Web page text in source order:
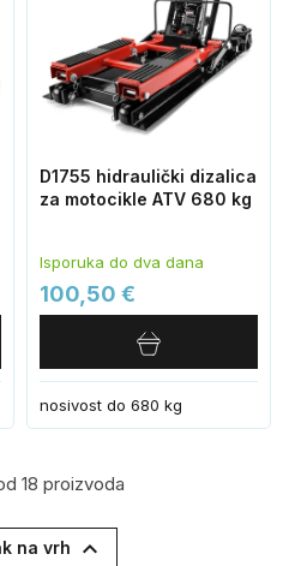
D1755 hidraulički dizalica
za motocikle ATV 680 kg
Isporuka do dva dana
100,50 €
nosivost do 680 kg
18 proizvoda
na vrh 